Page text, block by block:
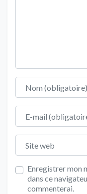
Nom
E-mail
Site web
Enregistrer mon
dans ce
commenterai.